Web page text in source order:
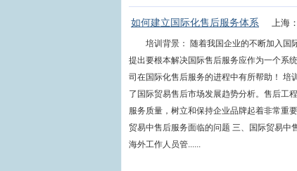
如何建立国际化售后服务体系 上海
培训背景： 随着我国企业的不断加入国
提出要根本解决国际售后服务应作为一个系
司在国际化售后服务的进程中有所帮助！ 培
了国际贸易售后市场发展趋势分析。售后工
服务质量，树立和保持企业品牌起着非常重
贸易中售后服务面临的问题 三、国际贸易中
海外工作人员管......